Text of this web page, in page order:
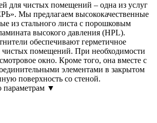
для чистых помещений – одна из услуг
Мы предлагаем высококачественные
из стального листа с порошковым
высокого давления (HPL).
обеспечивают герметичное
чистых помещений. При необходимости
окно. Кроме того, она вместе с
элементами в закрытом
поверхность со стеной.
параметрам ▼